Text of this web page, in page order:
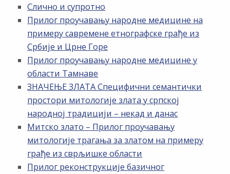
Слично и супротно
Прилог проучавању народне медицине на
примеру савремене етнографске грађе из
Србије и Црне Горе
Прилог проучавању народне медицине у
области Тамнаве
ЗНАЧЕЊЕ ЗЛАТА Специфични семантички
простори митологије злата у српској
народној традицији – некад и данас
Митско злато – Прилог проучавању
митологије трагања за златом на примеру
грађе из сврљишке области
Прилог реконструкције базичног